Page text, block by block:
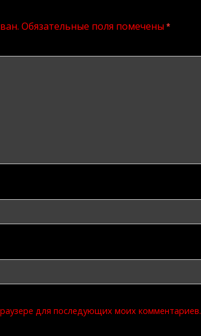
Обязательные поля помечены *
для последующих моих комментариев.